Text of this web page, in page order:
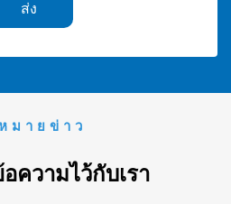
ส่ง
มายข่าว
ความไว้กับเรา